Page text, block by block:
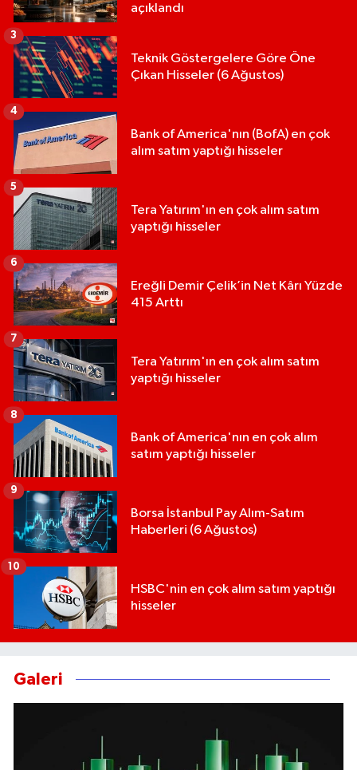
açıklandı
Teknik Göstergelere Göre Öne
Çıkan Hisseler (6 Ağustos)
3
Bank of America'nın (BofA) en çok
alım satım yaptığı hisseler
4
Tera Yatırım'ın en çok alım satım
yaptığı hisseler
5
Ereğli Demir Çelik’in Net Kârı Yüzde
415 Arttı
6
Tera Yatırım'ın en çok alım satım
yaptığı hisseler
7
Bank of America'nın en çok alım
satım yaptığı hisseler
8
Borsa İstanbul Pay Alım-Satım
Haberleri (6 Ağustos)
9
HSBC'nin en çok alım satım yaptığı
hisseler
10
Galeri